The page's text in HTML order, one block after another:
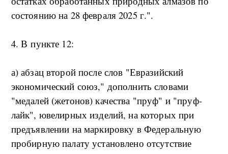
состоянию на 28 февраля 2025 г.".
4. В пункте 12:
а) абзац второй после слов "Евразийский
экономический союз," дополнить словами
"медалей (жетонов) качества "пруф" и "пруф-
лайк", ювелирных изделий, на которых при
предъявлении на маркировку в Федеральную
пробирную палату установлено отсутствие